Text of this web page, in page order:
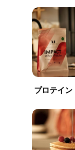
プロテイン